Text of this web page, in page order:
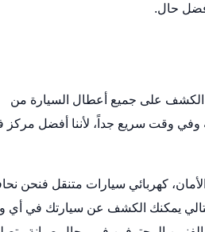
حال.
الكشف على جميع أعطال السيارة من
وفي وقت سريع جداً، لأننا أفضل مركز
كهربائي سيارات متنقل فنحن
يمكنك الكشف عن سيارتك في